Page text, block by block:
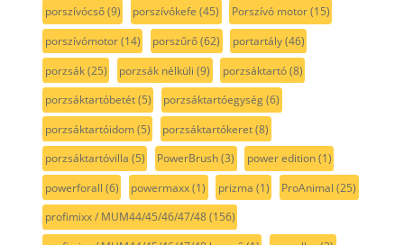
porszívócső(9) porszívókefe (45) Porszívó motor(15)
porszívómotor(14) porszűrő(62) portartály(46)
porzsák(25) porzsák nélküli (9) porzsáktartó(8)
porzsáktartóbetét(5) porzsáktartóegység(6)
porzsáktartóidom(5) porzsáktartókeret(8)
porzsáktartóvilla (5) PowerBrush(3) power edition(1)
powerforall (6) powermaxx(1) prizma (1) ProAnimal (25)
profimixx / MUM44/45/46/47/48(156)